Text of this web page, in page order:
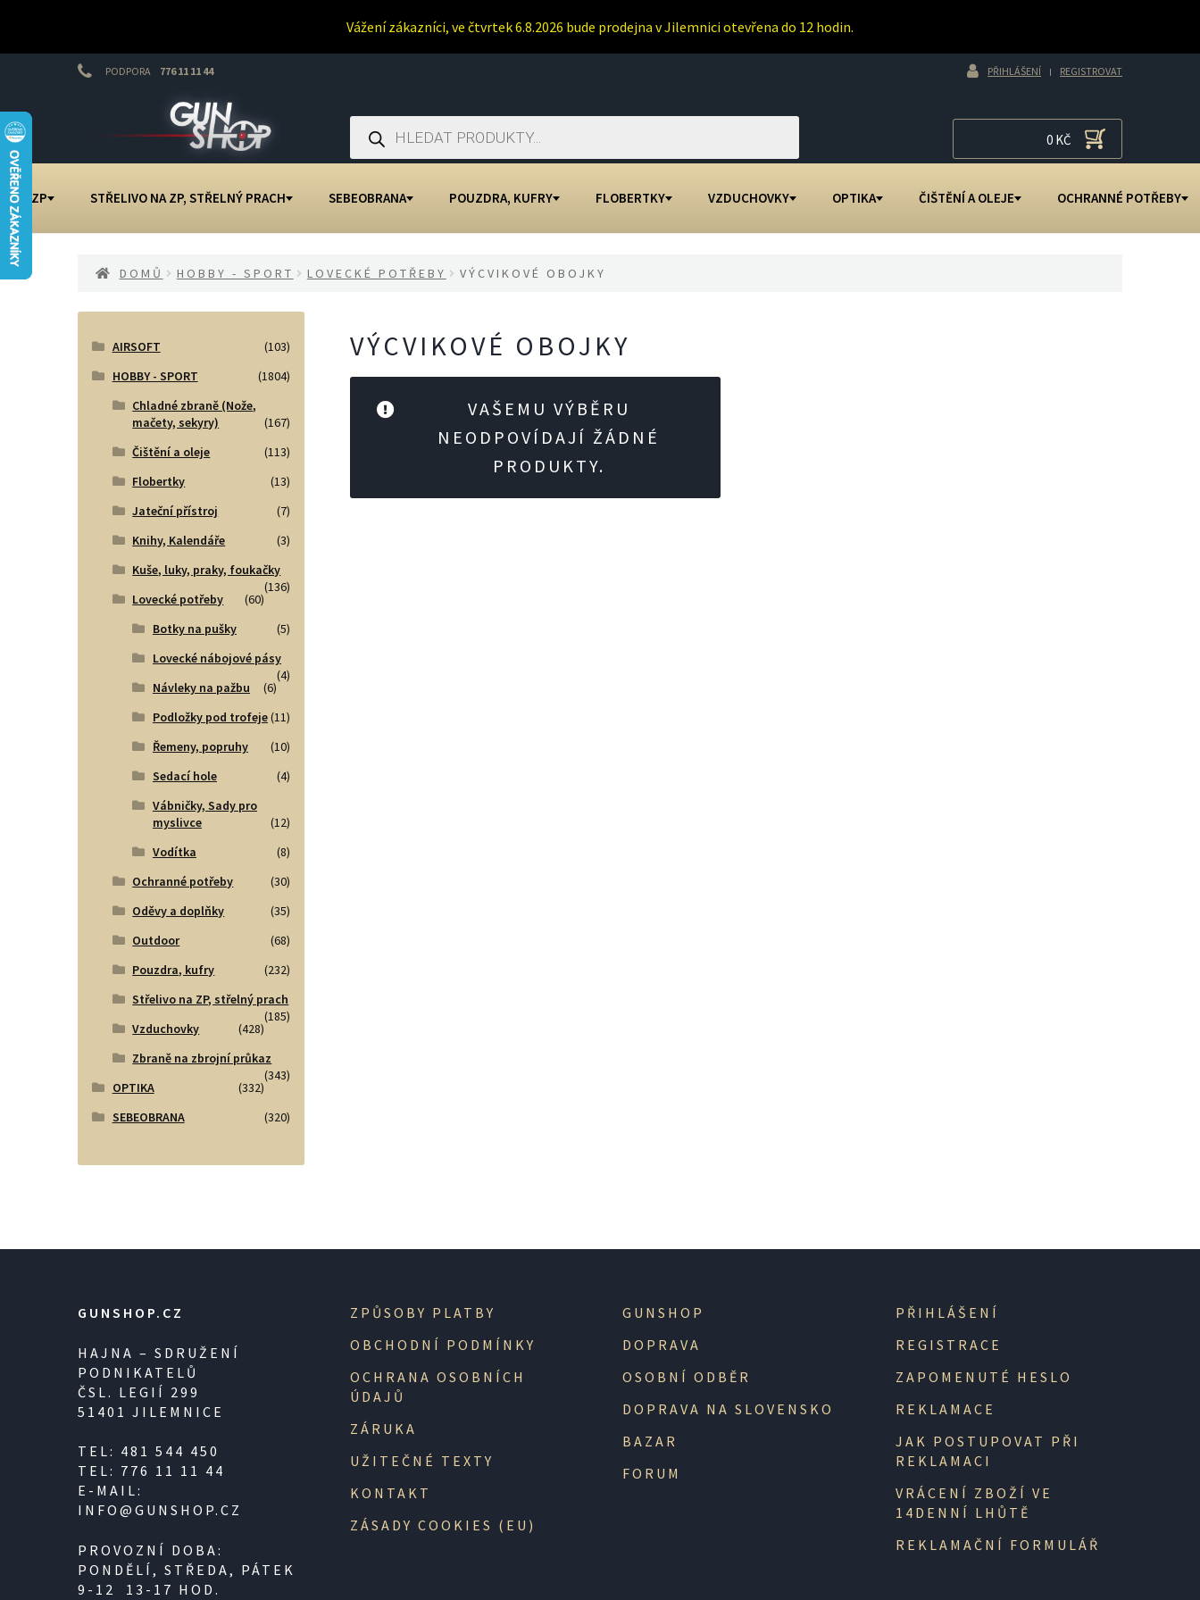
Vážení zákazníci, ve čtvrtek 6.8.2026 bude prodejna v Jilemnici otevřena do 12 hodin.
PODPORA 776 11 11 44 PŘIHLÁŠENÍ REGISTROVAT
webu
Products
search 0 KČ
NA ZP STŘELIVO NA ZP, STŘELNÝ PRACH SEBEOBRANA POUZDRA, KUFRY FLOBERTKY VZDUCHOVKY OPTIKA ČIŠTĚNÍ A OLEJE OCHRANNÉ POTŘEBY
DOMŮ HOBBY - SPORT LOVECKÉ POTŘEBY VÝCVIKOVÉ OBOJKY
VÝCVIKOVÉ OBOJKY
VAŠEMU VÝBĚRU
NEODPOVÍDAJÍ ŽÁDNÉ
PRODUKTY.
AIRSOFT
(103)
HOBBY - SPORT
(1804)
Chladné zbraně (Nože,
mačety, sekyry)
(167)
Čištění a oleje
(113)
Flobertky
(13)
Jateční přístroj
(7)
Knihy, Kalendáře
(3)
Kuše, luky, praky, foukačky
(136)
Lovecké potřeby
(60)
Botky na pušky
(5)
Lovecké nábojové pásy
(4)
Návleky na pažbu
(6)
Podložky pod trofeje(11)
Řemeny, popruhy
(10)
Sedací hole
(4)
Vábničky, Sady pro
myslivce
(12)
Vodítka
(8)
Ochranné potřeby
(30)
Oděvy a doplňky
(35)
Outdoor
(68)
Pouzdra, kufry
(232)
Střelivo na ZP, střelný prach
(185)
Vzduchovky
(428)
Zbraně na zbrojní průkaz
(343)
OPTIKA
(332)
SEBEOBRANA
(320)
GUNSHOP.CZ
HAJNA – SDRUŽENÍ
PODNIKATELŮ
ČSL. LEGIÍ 299
51401 JILEMNICE
TEL: 481 544 450
TEL: 776 11 11 44
E-MAIL:
INFO@GUNSHOP.CZ
PROVOZNÍ DOBA:
PONDĚLÍ, STŘEDA, PÁTEK
9-12 13-17 HOD.
ZPŮSOBY PLATBY
OBCHODNÍ PODMÍNKY
OCHRANA OSOBNÍCH
ÚDAJŮ
ZÁRUKA
UŽITEČNÉ TEXTY
KONTAKT
ZÁSADY COOKIES (EU)
GUNSHOP
DOPRAVA
OSOBNÍ ODBĚR
DOPRAVA NA SLOVENSKO
BAZAR
FORUM
PŘIHLÁŠENÍ
REGISTRACE
ZAPOMENUTÉ HESLO
REKLAMACE
JAK POSTUPOVAT PŘI
REKLAMACI
VRÁCENÍ ZBOŽÍ VE
14DENNÍ LHŮTĚ
REKLAMAČNÍ FORMULÁŘ